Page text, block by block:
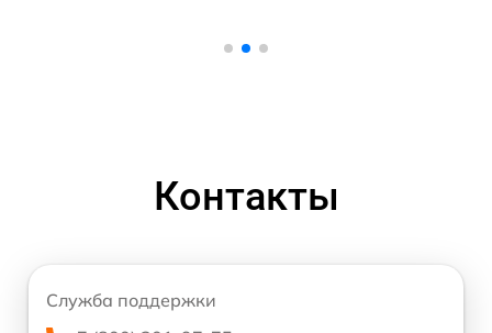
Контакты
Служба поддержки